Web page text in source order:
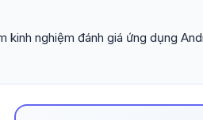
nghiệm đánh giá ứng dụng